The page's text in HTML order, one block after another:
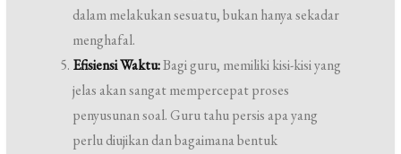
dalam melakukan sesuatu, bukan hanya sekadar
menghafal.
Efisiensi Waktu:Bagi guru, memiliki kisi-kisi yang
jelas akan sangat mempercepat proses
penyusunan soal. Guru tahu persis apa yang
perlu diujikan dan bagaimana bentuk